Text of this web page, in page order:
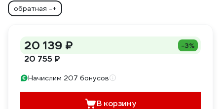
обратная -+
20 139 ₽ -3%
20 755 ₽
Начислим 207 бонусов
В корзину